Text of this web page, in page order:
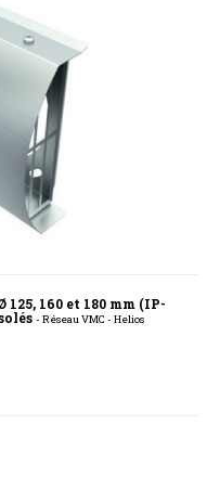
160 et 180 mm (IP-
- Réseau VMC - Helios